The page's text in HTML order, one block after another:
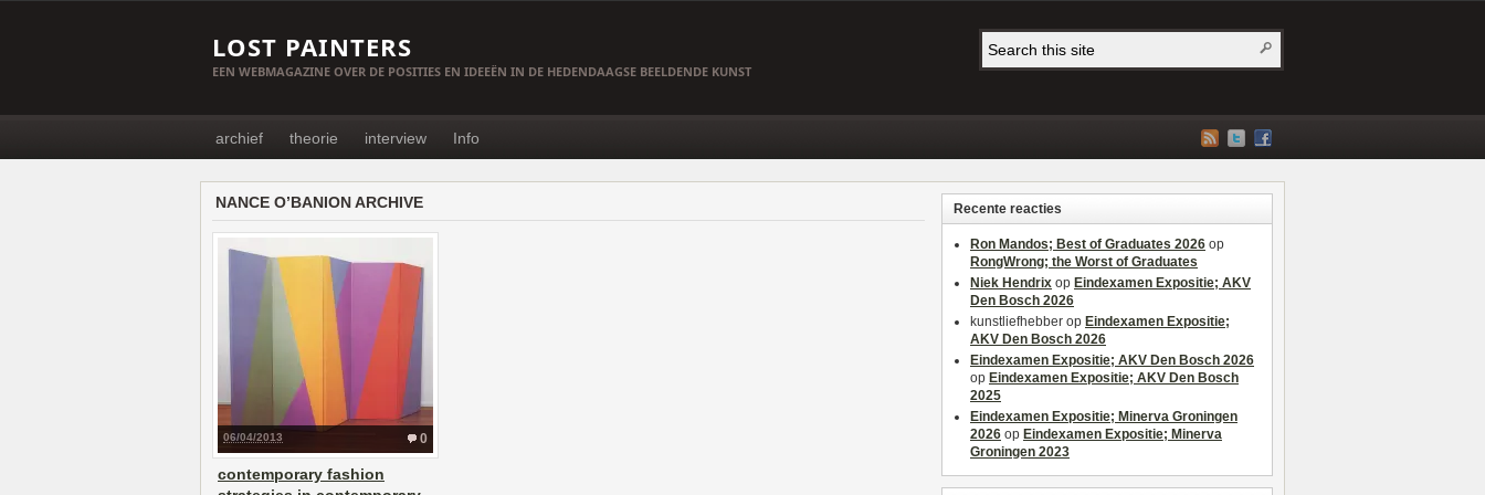
LOST PAINTERS
EEN WEBMAGAZINE OVER DE POSITIES EN IDEEËN IN DE HEDENDAAGSE BEELDENDE KUNST
archief theorie interview Info
NANCE O’BANION ARCHIVE
0
06/04/2013
contemporary fashion
Recente reacties
Ron Mandos; Best of Graduates 2026 op
RongWrong; the Worst of Graduates
Niek Hendrix op Eindexamen Expositie; AKV
Den Bosch 2026
kunstliefhebber op Eindexamen Expositie;
AKV Den Bosch 2026
Eindexamen Expositie; AKV Den Bosch 2026
op Eindexamen Expositie; AKV Den Bosch
2025
Eindexamen Expositie; Minerva Groningen
2026 op Eindexamen Expositie; Minerva
Groningen 2023